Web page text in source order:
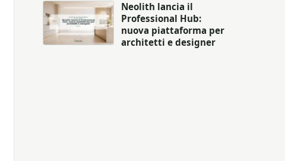
Neolith lancia il
Professional Hub:
nuova piattaforma per
architetti e designer